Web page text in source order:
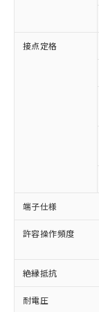
接点定格
端子仕様
許容操作頻度
絶縁抵抗
耐電圧
ご
以下の
商
(
対応
非含有
対応予定
有に対
対応予
非含有
調査・
非含有
非該当
害物質
仕入先様
いたも
むを得
*EU RoHS
鉛(Pb)
六価クロ
「○」
基準値
「×」：
基準値
「－」：